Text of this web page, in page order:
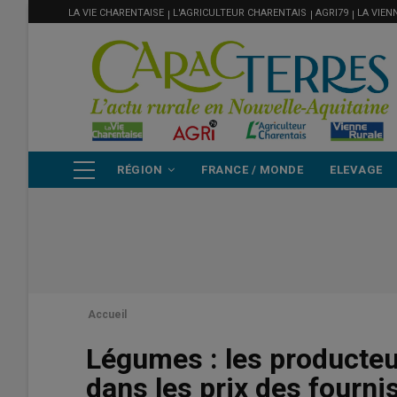
MENU
FILIÈRE
LA VIE CHARENTAISE L'AGRICULTEUR CHARENTAIS AGRI79 LA
PRINCIPALE
RÉGION FRANCE / MONDE ELEVAGE
Accueil
Légumes : les
dans les prix des